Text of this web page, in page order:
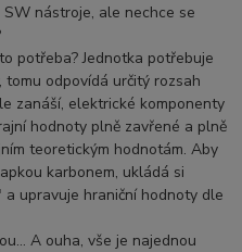
nástroje, ale nechce se
potřeba? Jednotka potřebuje
odpovídá určitý rozsah
zanáší, elektrické komponenty
hodnoty plně zavřené a plně
teoretickým hodnotám. Aby
karbonem, ukládá si
upravuje hraniční hodnoty dle
A ouha, vše je najednou